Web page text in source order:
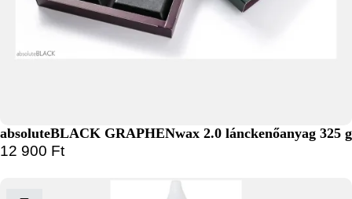
absoluteBLACK GRAPHENwax 2.0 lánckenőanyag 325 g
12 900 Ft